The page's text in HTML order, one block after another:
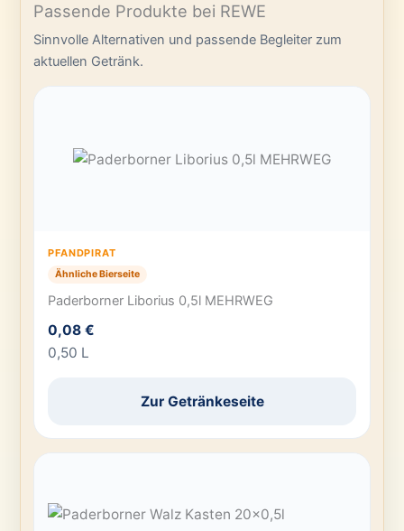
Passende Produkte bei REWE
Sinnvolle Alternativen und passende Begleiter zum
aktuellen Getränk.
PFANDPIRAT
Ähnliche Bierseite
Paderborner Liborius 0,5l MEHRWEG
0,08 €
0,50 L
Zur Getränkeseite